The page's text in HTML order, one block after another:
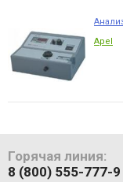
Apel
Горячая линия:
8 (800) 555-777-9